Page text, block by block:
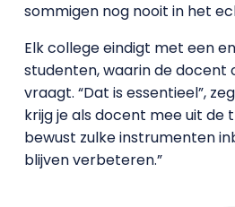
sommigen nog nooit in het
Elk college eindigt met een
studenten, waarin de docent
vraagt. “Dat is essentieel”,
krijg je als docent mee uit de
bewust zulke instrumenten
blijven verbeteren.”